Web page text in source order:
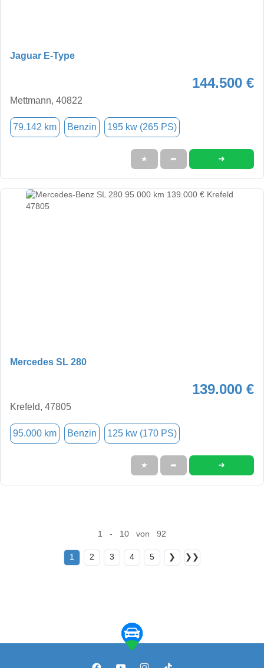
Jaguar E-Type
144.500 €
Mettmann, 40822
79.142 km Benzin 195 kw (265 PS)
★ ➦ ➜
Mercedes SL 280
139.000 €
Krefeld, 47805
95.000 km Benzin 125 kw (170 PS)
★ ➦ ➜
1 - 10 von 92
1 2 3 4 5 ❯ ❯❯